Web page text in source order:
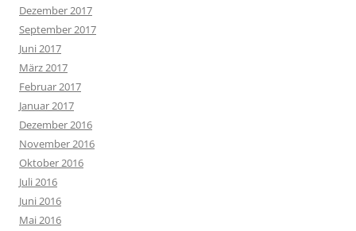
Dezember 2017
September 2017
Juni 2017
März 2017
Februar 2017
Januar 2017
Dezember 2016
November 2016
Oktober 2016
Juli 2016
Juni 2016
Mai 2016